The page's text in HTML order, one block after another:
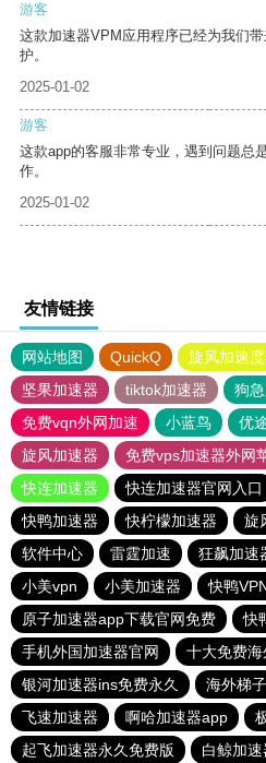
游客
这款加速器VPM应用程序已经为我们
护。
2025-01-02
游客
这款app的客服非常专业，遇到问题总
作。
2025-01-02
友情链接
网站地图 QuickQ 旋风加速
坚果加速器
tiktok加速器
狗
免费vqn外网加速
小蓝鸟 优
旋风加速器
免费vps加速器外网
快连加速器
快连加速器官网入口
快鸭加速器
快柠檬加速器 旋
软件中心
雷霆加速 狂飙加速
小美vpn
小美加速器 快鸭
原子加速器app下载官网免费
快
手机外国加速器官网
十大免费
银河加速器ins免费永久
海外梯子
飞速加速器
啊哈加速器app
起飞加速器永久免费版
白鲸加